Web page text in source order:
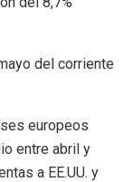
del corriente
europeos
entre abril y
a EE.UU. y